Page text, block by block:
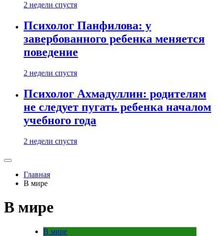
2 недели спустя
Психолог Панфилова: у
завербованного ребенка меняется
поведение
2 недели спустя
Психолог Ахмадуллин: родителям
не следует пугать ребенка началом
учебного года
2 недели спустя
Главная
В мире
В мире
В мире